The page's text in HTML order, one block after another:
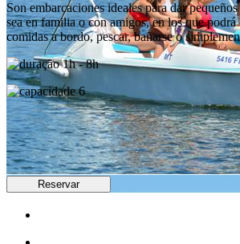
Son embarcaciones ideales para dar
sea en familia o con amigos, en los que podrá
comidas a bordo, pescar, bañarse o
1h - 8h
6
Reservar